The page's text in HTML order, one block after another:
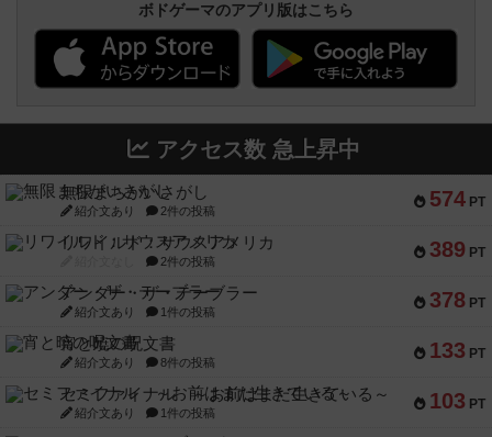
ボドゲーマのアプリ版はこちら
アクセス数 急上昇中
574 PT
無限まちがいさがし
紹介文あり 2件の投稿
389 PT
リワイルド：サウスアメリカ
2件の投稿
378 PT
アンダー・ザ・テーブラー
紹介文あり 1件の投稿
133 PT
宵と暁の呪文書
紹介文あり 8件の投稿
103 PT
セミファイナル ～お前はまだ生きている～
紹介文あり 1件の投稿